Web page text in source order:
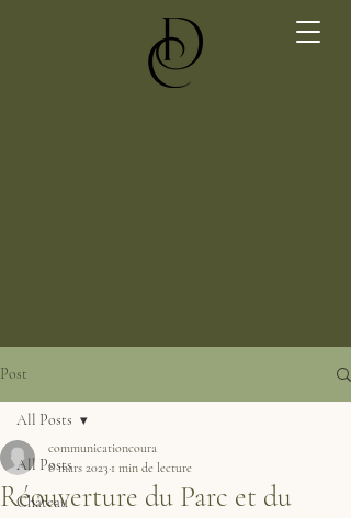
Post
All Posts
Château
All Posts
Réouverture du Parc et du
communicationcoura
8 mars 2023 1 min de lecture